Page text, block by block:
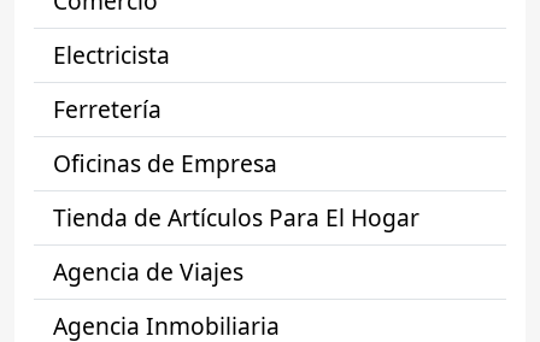
Electricista
Ferretería
Oficinas de Empresa
Tienda de Artículos Para El Hogar
Agencia de Viajes
Agencia Inmobiliaria